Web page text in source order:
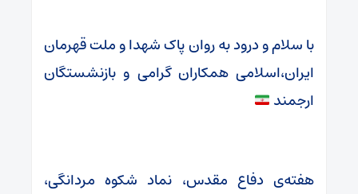
با سلام و درود به روان پاک شهدا و ملت قهرمان
ایران،اسلامی همکاران گرامی و بازنشستگان
ارجمند
هفته‌ی دفاع مقدس، نماد شکوه مردانگی،